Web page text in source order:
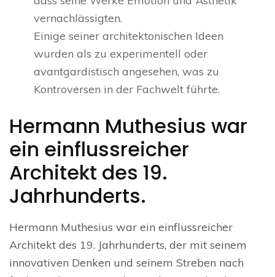
vernachlässigten.
Einige seiner architektonischen Ideen
wurden als zu experimentell oder
avantgardistisch angesehen, was zu
Kontroversen in der Fachwelt führte.
Hermann Muthesius war
ein einflussreicher
Architekt des 19.
Jahrhunderts.
Hermann Muthesius war ein einflussreicher
Architekt des 19. Jahrhunderts, der mit seinem
innovativen Denken und seinem Streben nach